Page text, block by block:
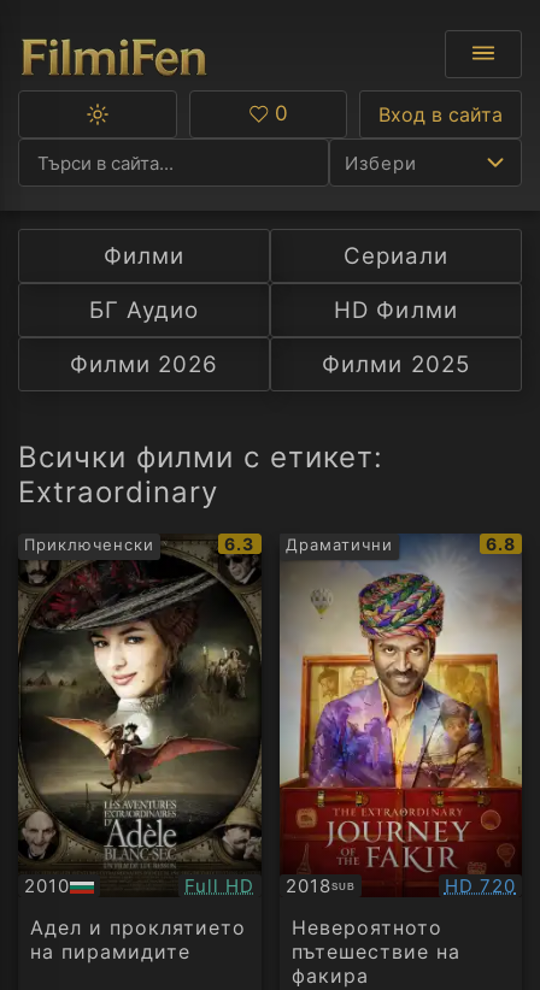
Избери
Ф
С
А
Превключване
тъмна
тема
Любими
0 Вход в сайта
Филми
Сериали
БГ Аудио
HD Филми
Филми 2026
Филми 2025
Всички филми с етикет:
Extraordinary
Приключенски
IMDb
рейтинг:
6.3
2010
БГ
аудио
Качество:
Full HD
Адел и проклятието
на пирамидите
Драматични
IMDb
6.8
2018SUB
Субтитри HD 720
Невероятното
пътешествие на
факира